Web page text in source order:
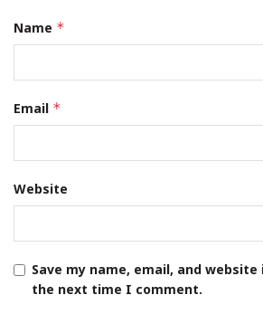
Name *
Email *
Website
Save my name, email, and
the next time I comment.